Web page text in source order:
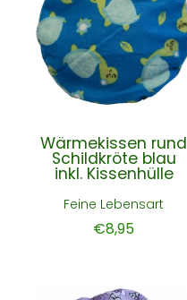
Wärmekissen rund
Schildkröte blau
inkl. Kissenhülle
Feine Lebensart
€8,95